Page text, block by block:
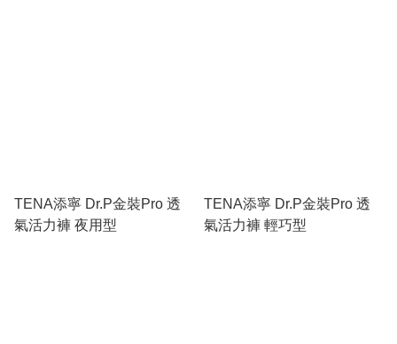
TENA添寧 Dr.P金裝Pro 透
氣活力褲 夜用型
TENA添寧 Dr.P金裝Pro 透
氣活力褲 輕巧型